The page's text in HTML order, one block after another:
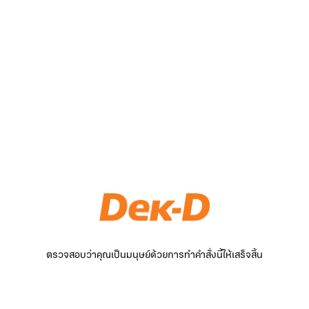
ตรวจสอบว่าคุณเป็นมนุษย์ด้วยการทำคำสั่งนี้ให้เสร็จสิ้น